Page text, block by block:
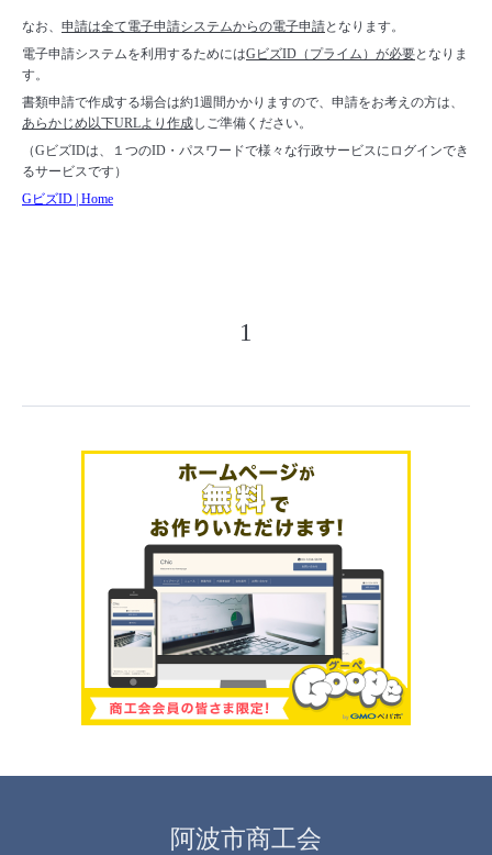
なお、 申請は全て電子申請システムからの電子申請となります。
電子申請システムを利用するためにはGビズID（プライム）が必要となりま
す。
書類申請で作成する場合は約1週間かかりますので、申請をお考えの方は、
あらかじめ以下URLより作成しご準備ください。
（GビズIDは、１つのID・パスワードで様々な行政サービスにログインでき
るサービスです）
GビズID | Home
1
阿波市商工会